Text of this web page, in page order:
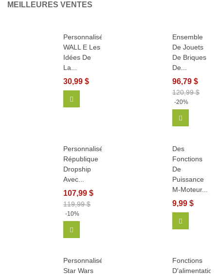
MEILLEURES VENTES
Personnalisé
WALL E Les
Idées De
La...
30,99 $
Ensemble
De Jouets
De Briques
De...
96,79 $
120,99 $
-20%
Personnalisé
République
Dropship
Avec...
107,99 $
119,99 $
-10%
Des
Fonctions
De
Puissance
M-Moteur...
9,99 $
Personnalisé
Star Wars
Fonctions
D'alimentation